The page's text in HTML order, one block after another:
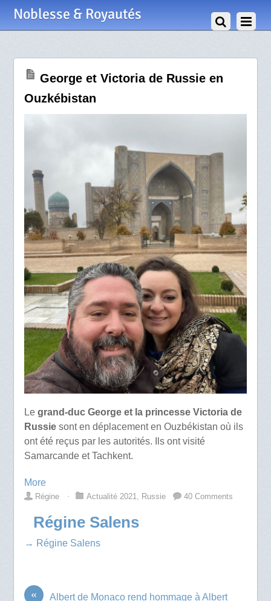
Noblesse & Royautés
George et Victoria de Russie en
Ouzkébistan
Le grand-duc George et la princesse Victoria de
Russiesont en déplacement en Ouzbékistan où ils
ont été reçus par les autorités. Ils ont visité
Samarcande et Tachkent.
More
Régine ⋅ Actualité 2021 Russie 40 Comments
Régine Salens
→ Régine Salens
«
Albert de Monaco rend hommage à Albert